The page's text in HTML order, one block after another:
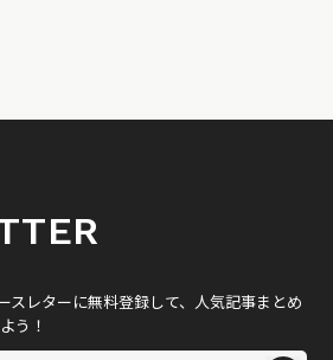
スレターに無料登録して、人気記事まとめ
う！